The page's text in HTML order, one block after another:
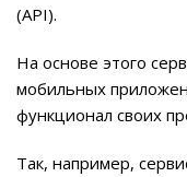
(API).
На основе этого
мобильных
функционал своих
Так, например,